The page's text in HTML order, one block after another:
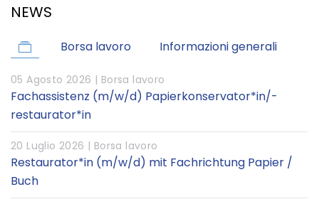
NEWS
Borsa lavoro Informazioni generali
05 Agosto 2026 | Borsa lavoro
Fachassistenz (m/w/d) Papierkonservator*in/-
restaurator*in
20 Luglio 2026 | Borsa lavoro
Restaurator*in (m/w/d) mit Fachrichtung Papier /
Buch